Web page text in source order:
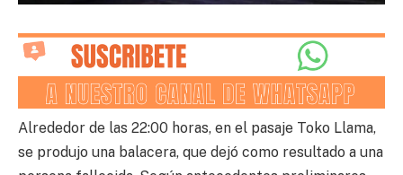
Alrededor de las 22:00 horas, en el pasaje Toko Llama,
se produjo una balacera, que dejó como resultado a una